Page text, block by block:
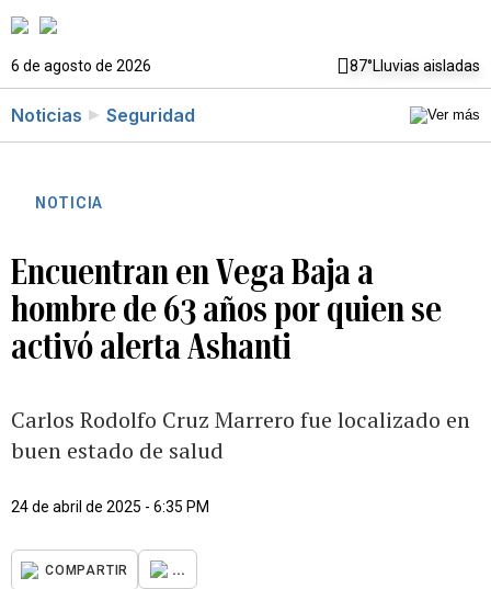
6 de agosto de 2026 87°Lluvias aisladas
Noticias Seguridad
NOTICIA
Encuentran en Vega Baja a
hombre de 63 años por quien se
activó alerta Ashanti
Carlos Rodolfo Cruz Marrero fue localizado en
buen estado de salud
24 de abril de 2025 - 6:35 PM
COMPARTIR ...